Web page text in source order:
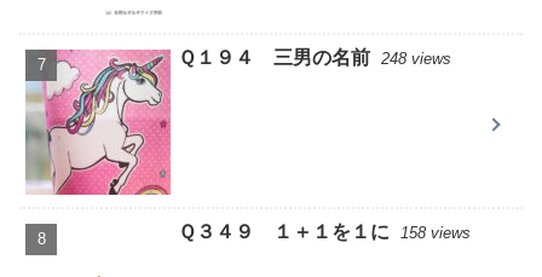
Ｑ１９４ 三男の名前 248 views
Ｑ３４９ １＋１を１に 158 views